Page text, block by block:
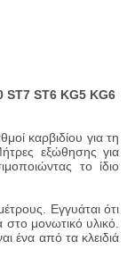
ST7 ST6 KG5 KG6
καρβιδίου για τη
εξώθησης για
το ίδιο
Εγγυάται ότι
στο μονωτικό υλικό.
ένα από τα κλειδιά